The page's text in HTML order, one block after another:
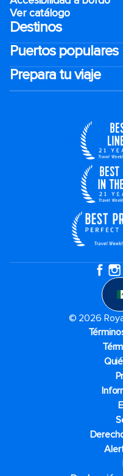
Ver catálogo
Destinos
Puertos populares
Prepara tu viaje
© 2026